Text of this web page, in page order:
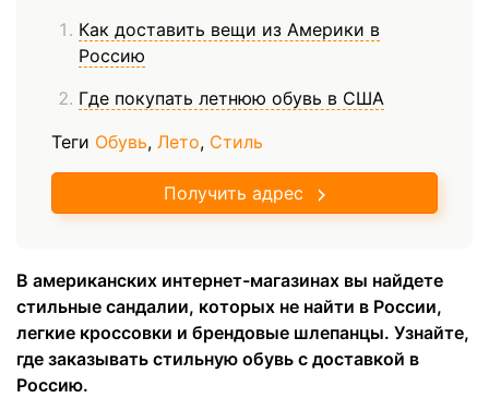
Как доставить вещи из Америки в
Россию
Где покупать летнюю обувь в США
Теги Обувь, Лето, Стиль
Получить адрес
В американских интернет-магазинах вы найдете
стильные сандалии, которых не найти в России,
легкие кроссовки и брендовые шлепанцы. Узнайте,
где заказывать стильную обувь с доставкой в
Россию.